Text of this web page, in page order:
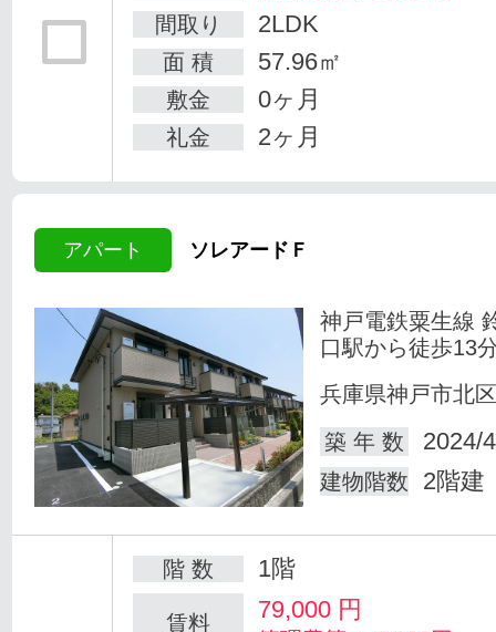
間取り
2LDK
面 積 57.96㎡
敷金 0ヶ月
礼金 2ヶ月
アパート ソレアードＦ
神戸電鉄粟生線
口駅から徒歩13
兵庫県神戸市北
築 年 数
2024/
建物階数 2階建
階 数 1階
賃料 79,000 円